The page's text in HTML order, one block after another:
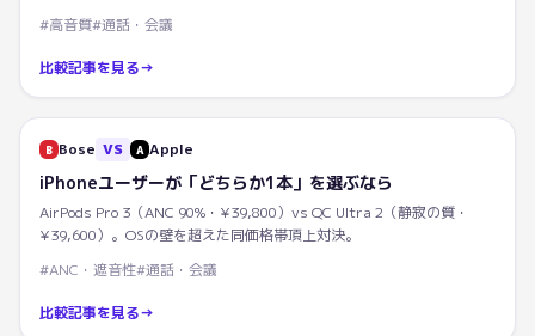
#高音質#通話・会議
比較記事を見る→
B Bose VS A Apple
iPhoneユーザーが「どちらか1本」を選ぶなら
AirPods Pro 3（ANC 90%・¥39,800）vs QC Ultra 2（静寂の質・
¥39,600）。OSの壁を超えた同価格帯頂上対決。
#ANC・遮音性#通話・会議
比較記事を見る→